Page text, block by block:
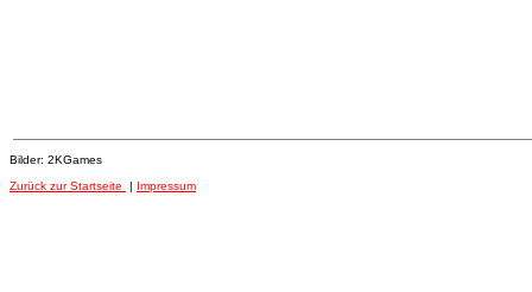
Bilder: 2KGames
Zurück zur Startseite
| Impressum